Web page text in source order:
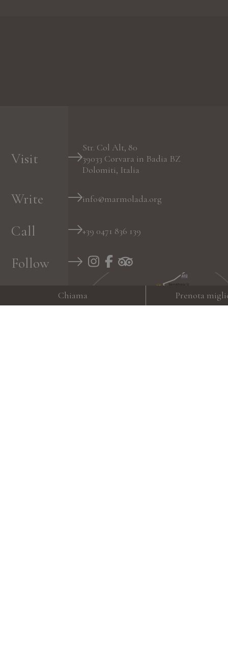
Visit
Str. Col Alt, 80
39033 Corvara in Badia BZ
Dolomiti, Italia
Write info@marmolada.org
Call +39 0471 836 139
Follow
Chiama Prenota